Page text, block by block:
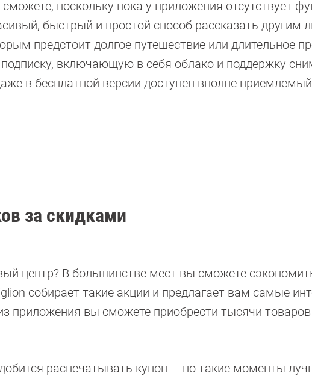
поскольку пока у приложения отсутствует
быстрый и простой способ рассказать другим
предстоит долгое путешествие или длительное
включающую в себя облако и поддержку
в бесплатной версии доступен вполне
за скидками
центр? В большинстве мест вы сможете
собирает такие акции и предлагает вам самые
приложения вы сможете приобрести тысячи товаров
распечатывать купон — но такие моменты